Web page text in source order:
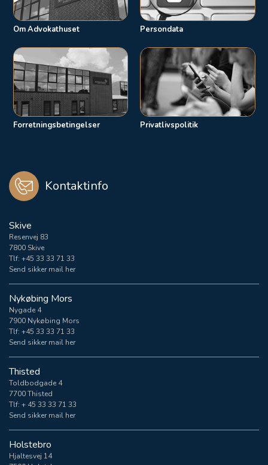
Om Advokathuset Persondata
Forretningsbetingelser Privatlivspolitik
Kontaktinfo
Skive
Resenvej 83
7800 Skive
Tlf: +45 33 33 71 33
Send sikker mail her
Nykøbing Mors
Nygade 4
7900 Nykøbing Mors
Tlf: +45 33 33 71 33
Send sikker mail her
Thisted
Toldbodgade 4
7700 Thisted
Tlf: + 45 33 33 71 33
Send sikker mail her
Holstebro
Hjaltesvej 14